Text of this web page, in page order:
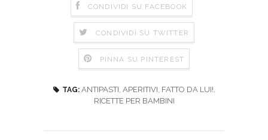
CONDIVIDI SU FACEBOOK
CONDIVIDI SU TWITTER
PINNA SU PINTEREST
TAG: ANTIPASTI APERITIVI FATTO DA LUI!
RICETTE PER BAMBINI